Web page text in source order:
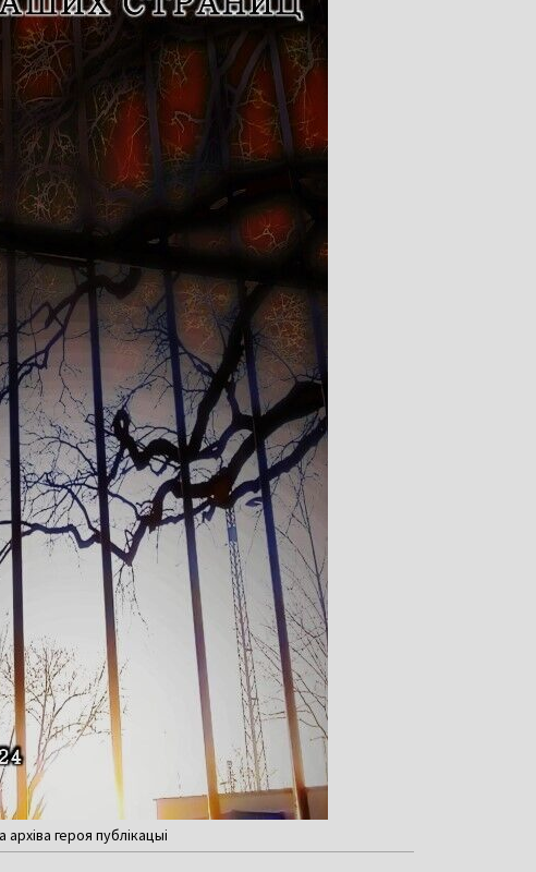
героя публікацыі